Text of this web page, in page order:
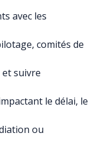
avec les
comités de
suivre
le délai, le
ou